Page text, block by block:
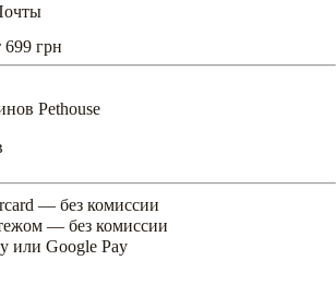
699 грн
Pethouse
— без комиссии
— без комиссии
или Google Pay